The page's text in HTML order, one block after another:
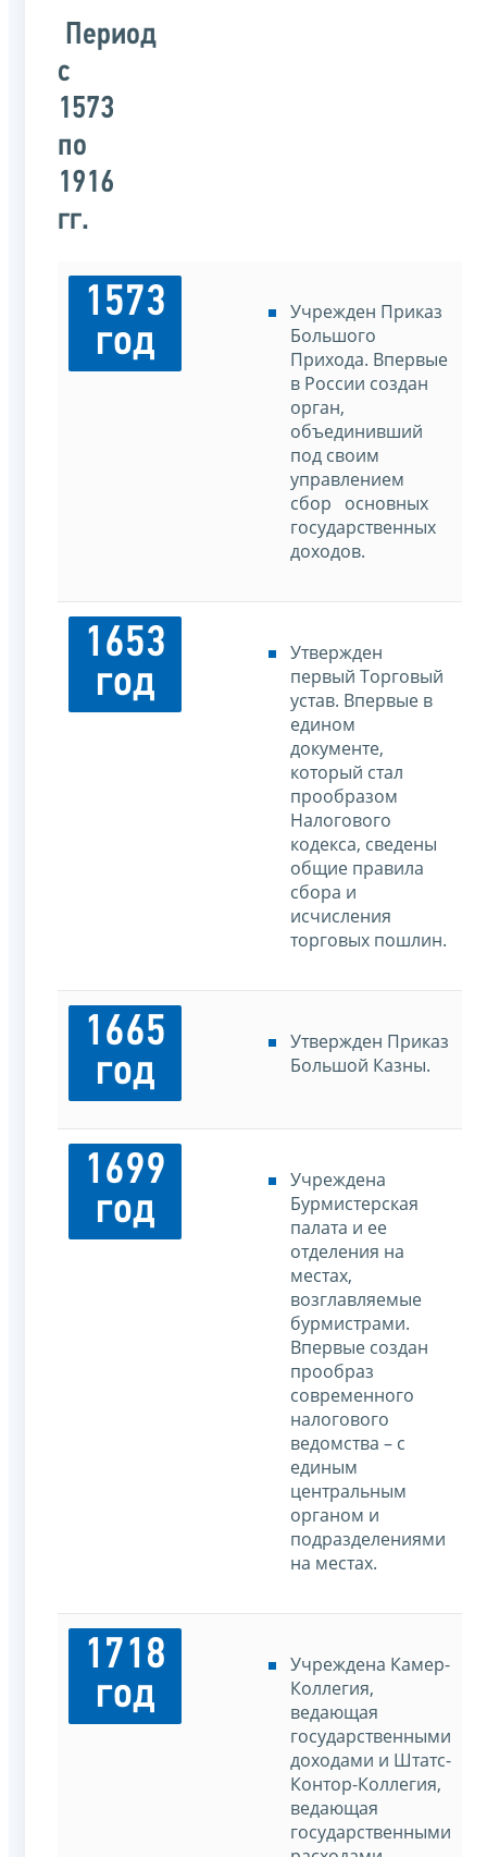
Период
с
1573
по
1916
гг.
1573
год
Учрежден Приказ
Большого
Прихода. Впервые
в России создан
орган,
объединивший
под своим
управлением
сбор основных
государственных
доходов.
1653
год
Утвержден
первый Торговый
устав. Впервые в
едином
документе,
который стал
прообразом
Налогового
кодекса, сведены
общие правила
сбора и
исчисления
торговых пошлин.
1665
год
Утвержден Приказ
Большой Казны.
1699
год
Учреждена
Бурмистерская
палата и ее
отделения на
местах,
возглавляемые
бурмистрами.
Впервые создан
прообраз
современного
налогового
ведомства – с
единым
центральным
органом и
подразделениями
на местах.
1718
год
Учреждена Камер-
Коллегия,
ведающая
государственными
доходами и Штатс-
Контор-Коллегия,
ведающая
государственными